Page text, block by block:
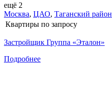
ещё 2
Москва, ЦАО, Таганский район
Квартиры по запросу
Застройщик Группа «Эталон»
Подробнее